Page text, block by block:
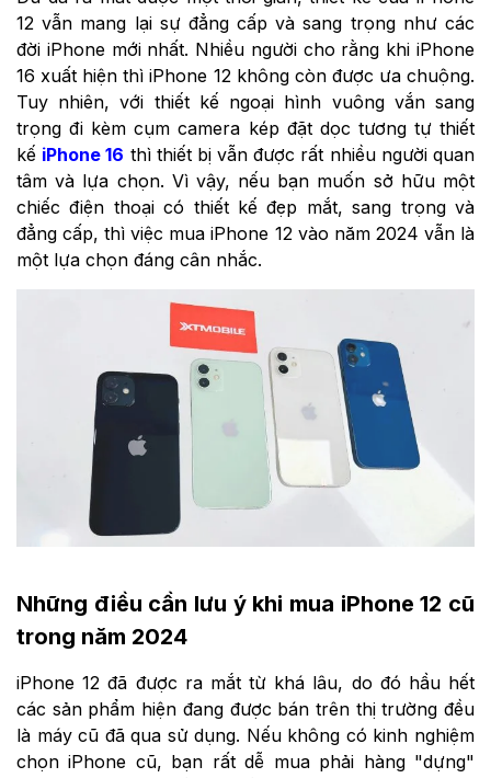
12 vẫn mang lại sự đẳng cấp và sang trọng như các
đời iPhone mới nhất. Nhiều người cho rằng khi iPhone
16 xuất hiện thì iPhone 12 không còn được ưa chuộng.
Tuy nhiên, với thiết kế ngoại hình vuông vắn sang
trọng đi kèm cụm camera kép đặt dọc tương tự thiết
kế iPhone 16 thì thiết bị vẫn được rất nhiều người quan
tâm và lựa chọn. Vì vậy, nếu bạn muốn sở hữu một
chiếc điện thoại có thiết kế đẹp mắt, sang trọng và
đẳng cấp, thì việc mua iPhone 12 vào năm 2024 vẫn là
một lựa chọn đáng cân nhắc.
Những điều cần lưu ý khi mua iPhone 12 cũ
trong năm 2024
iPhone 12 đã được ra mắt từ khá lâu, do đó hầu hết
các sản phẩm hiện đang được bán trên thị trường đều
là máy cũ đã qua sử dụng. Nếu không có kinh nghiệm
chọn iPhone cũ, bạn rất dễ mua phải hàng "dựng"